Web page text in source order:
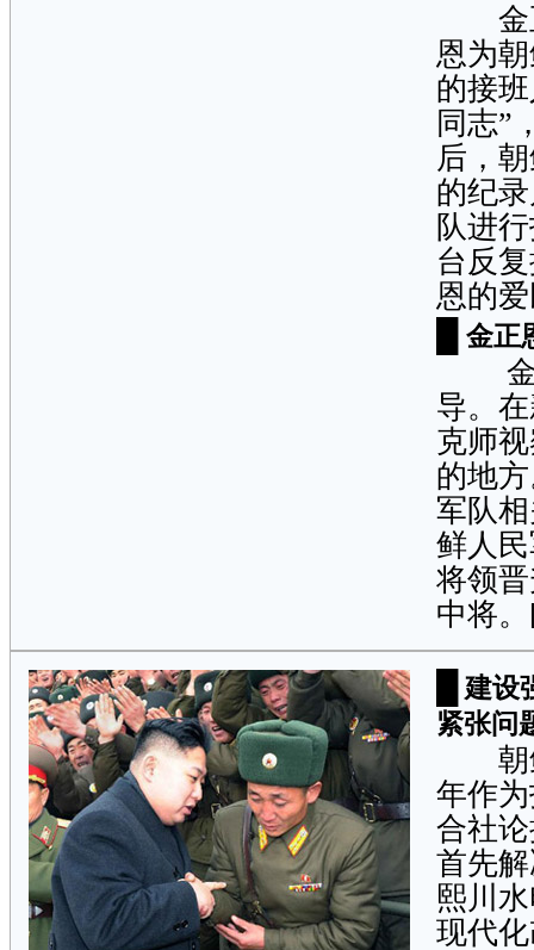
金正
恩为
的接
同志”
后，
的纪
队进
台反
恩的
金正
金正
导。
克师
的地
军队
鲜人
将领
中将
建设
紧张问
朝鲜
年作
合社
首先
熙川
现代